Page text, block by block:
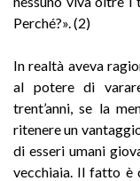
Perché?». (2)
In realtà aveva
al potere di
trent’anni, se la
ritenere un
di esseri umani
vecchiaia. Il fatto è